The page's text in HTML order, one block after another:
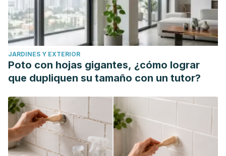
JARDINES Y EXTERIOR
Poto con hojas gigantes, ¿cómo lograr
que dupliquen su tamaño con un tutor?